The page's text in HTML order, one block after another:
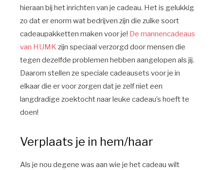
hieraan bij het inrichten van je cadeau. Het is gelukkig
zo dat er enorm wat bedrijven zijn die zulke soort
cadeaupakketten maken voor je! De mannencadeaus
van HUMK zijn speciaal verzorgd door mensen die
tegen dezelfde problemen hebben aangelopen als jij.
Daarom stellen ze speciale cadeausets voor je in
elkaar die er voor zorgen dat je zelf niet een
langdradige zoektocht naar leuke cadeau’s hoeft te
doen!
Verplaats je in hem/haar
Als je nou degene was aan wie je het cadeau wilt